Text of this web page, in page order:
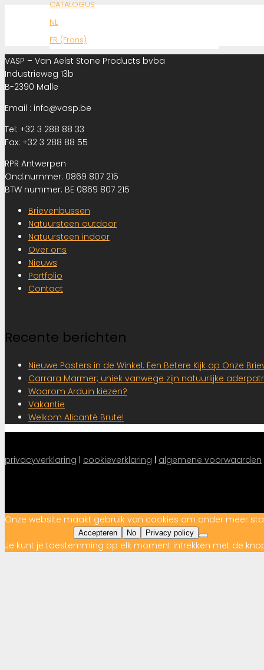
CATALOGUS
NL
FR (Frans)
VASP – Van Aelst Stone Products bvba
Industrieweg 13b
B-2390 Malle
Email : info@vasp.be
Tel: +32 3 288 88 33
Fax: +32 3 288 88 55
RPR Antwerpen
Ond.nummer: 0869 807 215
BTW nummer: BE 0869 807 215
Brievenbussen
Natuursteen outdoor
Natuursteen indoor
Over ons
Nieuws
Portfolio
Contact
Recente berichten
Nieuwe Posters in de Winkel: Een Betere Kijk op Onze
Carrara Marmer; uniek vanwege zijn natuurlijke
Waarom Arduin kiezen?
Vakantie
Welkom Alicanté Brute!
privacyverklaring cookieverklaring algemene voorwaarden
Onze website maakt gebruik van cookies om onder meer
Accepteren No Privacy policy
Je kunt je toestemming op elk moment intrekken met de